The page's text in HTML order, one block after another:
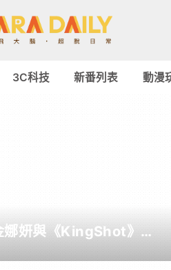
3C科技 新番列表 動漫
娜妍與《KingShot》再